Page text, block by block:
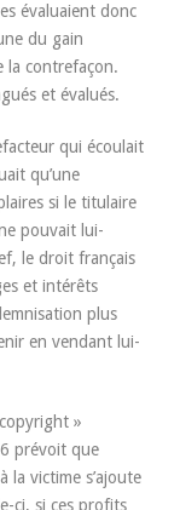
évaluaient donc
du gain
la contrefaçon.
et évalués.
qui écoulait
qu’une
si le titulaire
pouvait lui-
le droit français
et intérêts
plus
en vendant lui-
»
prévoit que
la victime s’ajoute
ci, si ces profits